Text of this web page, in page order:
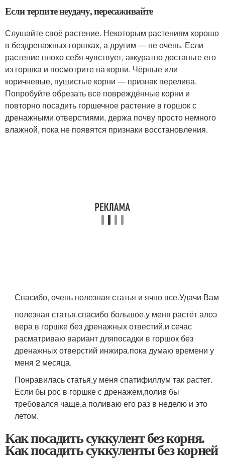
Если терпите неудачу, пересаживайте
Слушайте своё растение. Некоторым растениям хорошо
в бездренажных горшках, а другим — не очень. Если
растение плохо себя чувствует, аккуратно достаньте его
из горшка и посмотрите на корни. Чёрные или
коричневые, пушистые корни — признак перелива.
Попробуйте обрезать все повреждённые корни и
повторно посадить горшечное растение в горшок с
дренажными отверстиями, держа почву просто немного
влажной, пока не появятся признаки восстановления.
Спасибо, очень полезная статья и ячно все.Удачи Вам
полезная статья.спасибо большое.у меня растёт алоэ
вера в горшке без дренажных отвестий,и сечас
расматриваю вариант дляпосадки в горшок без
дренажных отверстий инжира.пока думаю времени у
меня 2 месяца.
Понравилась статья,у меня спатифиллум так растет.
Если бы рос в горшке с дренажем,полив бы
требовался чаще,а поливаю его раз в неделю и это
летом.
Как посадить суккулент без корня.
Как посадить суккуленты без корней